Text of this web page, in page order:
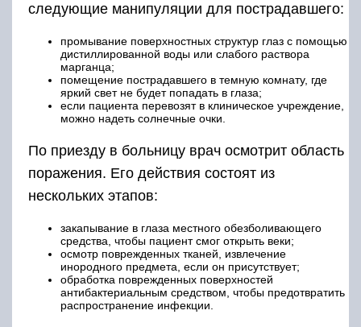
следующие манипуляции для пострадавшего:
промывание поверхностных структур глаз с помощью
дистиллированной воды или слабого раствора
марганца;
помещение пострадавшего в темную комнату, где
яркий свет не будет попадать в глаза;
если пациента перевозят в клиническое учреждение,
можно надеть солнечные очки.
По приезду в больницу врач осмотрит область
поражения. Его действия состоят из
нескольких этапов:
закапывание в глаза местного обезболивающего
средства, чтобы пациент смог открыть веки;
осмотр поврежденных тканей, извлечение
инородного предмета, если он присутствует;
обработка поврежденных поверхностей
антибактериальным средством, чтобы предотвратить
распространение инфекции.